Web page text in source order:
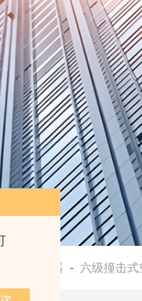
大气采样器 - 六级撞击